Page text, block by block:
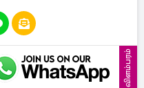
விளம்பரம்